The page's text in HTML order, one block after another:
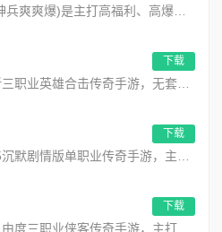
下载
下载
下载